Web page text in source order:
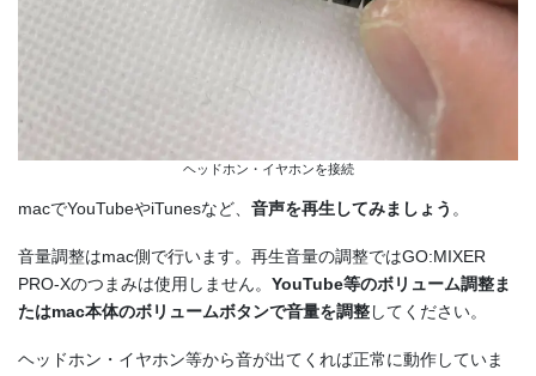
ヘッドホン・イヤホンを接続
macでYouTubeやiTunesなど、 音声を再生してみましょう 。
音量調整はmac側で行います。再生音量の調整ではGO:MIXER
PRO-Xのつまみは使用しません。 YouTube等のボリューム調整ま
たはmac本体のボリュームボタンで音量を調整してください。
ヘッドホン・イヤホン等から音が出てくれば正常に動作していま